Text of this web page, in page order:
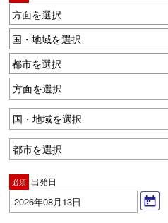
方面を選択
国・地域を選択
都市を選択
必須 出発日
2026年08月13日